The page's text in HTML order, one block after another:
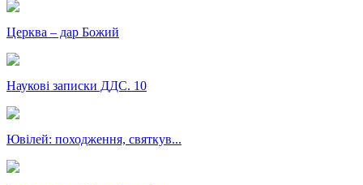
Церква – дар Божий
Наукові записки ДДС. 10
Ювілей: походження, святкув...